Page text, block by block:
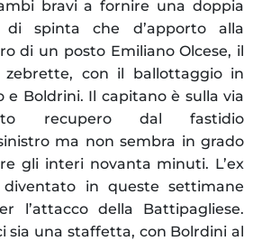
bravi a fornire una doppia
di spinta che d’apporto alla
di un posto Emiliano Olcese, il
zebrette, con il ballottaggio in
e Boldrini. Il capitano è sulla via
recupero dal fastidio
ma non sembra in grado
gli interi novanta minuti. L’ex
diventato in queste settimane
l’attacco della Battipagliese.
sia una staffetta, con Bolrdini al